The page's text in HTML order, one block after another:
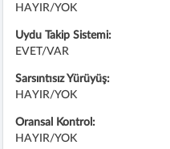
HAYIR/YOK
Uydu Takip Sistemi:
EVET/VAR
Sarsıntısız Yürüyüş:
HAYIR/YOK
Oransal Kontrol:
HAYIR/YOK